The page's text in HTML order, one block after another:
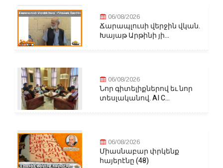
06/08/2026
Ճարապլուսի վերջին վկան.
Խայաթ Արթինի յի...
06/08/2026
Նոր գիտելիքներով եւ նոր
տեսլականով. AI C...
06/08/2026
Միասնաբար փրկենք
հայերէնը (48)